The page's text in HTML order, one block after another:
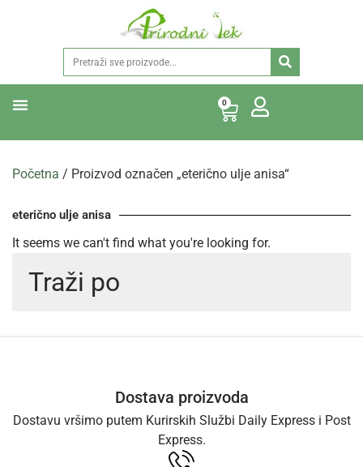
0
Traži po
Početna / Proizvod označen „eterično ulje anisa“
eterično ulje anisa
It seems we can't find what you're looking for.
Dostava proizvoda
Dostavu vršimo putem Kurirskih Službi Daily Express i Post
Express.